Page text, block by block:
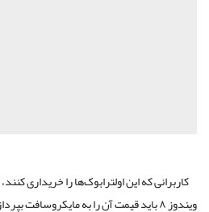
کاربرانی که این اولترابوک‌ها را خریداری
ویندوز ۸ باید قیمت آن را به مایکروسافت